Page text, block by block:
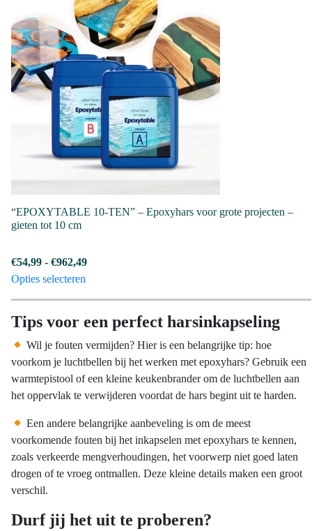
meerdere
variaties.
Deze
optie
gekozen
worden
op
de
productpagina
“EPOXYTABLE 10-TEN” – Epoxyhars voor grote projecten –
gieten tot 10 cm
€54,99 - €962,49Prijsklasse:
Opties selecteren
meerdere
variaties.
Deze
optie
kan
worden
op
de
productpagina
Tips voor een perfect harsinkapseling
Wil je fouten vermijden? Hier is een belangrijke tip: hoe
voorkom je luchtbellen bij het werken met epoxyhars? Gebruik een
warmtepistool of een kleine keukenbrander om de luchtbellen aan
het oppervlak te verwijderen voordat de hars begint uit te harden.
Een andere belangrijke aanbeveling is om de meest
voorkomende fouten bij het inkapselen met epoxyhars te kennen,
zoals verkeerde mengverhoudingen, het voorwerp niet goed laten
drogen of te vroeg ontmallen. Deze kleine details maken een groot
verschil.
Durf jij het uit te proberen?